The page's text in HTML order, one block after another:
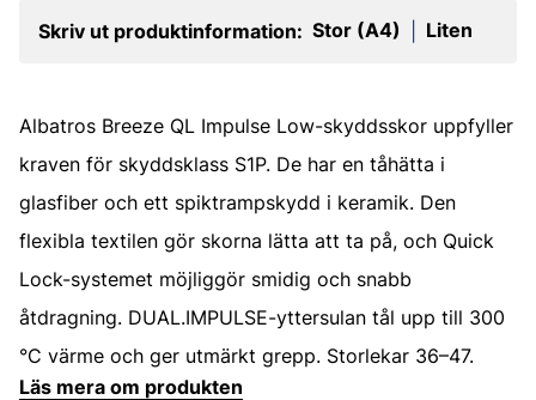
Skriv ut produktinformation: Stor (A4) Liten
Albatros Breeze QL Impulse Low-skyddsskor uppfyller
kraven för skyddsklass S1P. De har en tåhätta i
glasfiber och ett spiktrampskydd i keramik. Den
flexibla textilen gör skorna lätta att ta på, och Quick
Lock-systemet möjliggör smidig och snabb
åtdragning. DUAL.IMPULSE-yttersulan tål upp till 300
°C värme och ger utmärkt grepp. Storlekar 36–47.
Läs mera om produkten